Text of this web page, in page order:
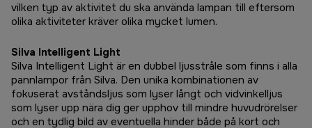
vilken typ av aktivitet du ska använda lampan till eftersom
olika aktiviteter kräver olika mycket lumen.
Silva Intelligent Light
Silva Intelligent Light är en dubbel ljusstråle som finns i alla
pannlampor från Silva. Den unika kombinationen av
fokuserat avståndsljus som lyser långt och vidvinkelljus
som lyser upp nära dig ger upphov till mindre huvudrörelser
och en tydlig bild av eventuella hinder både på kort och